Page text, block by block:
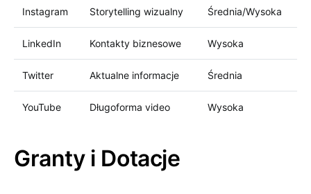
Instagram Storytelling wizualny Średnia/Wysoka
LinkedIn Kontakty biznesowe Wysoka
Twitter Aktualne informacje Średnia
YouTube Długoforma video Wysoka
Granty i Dotacje